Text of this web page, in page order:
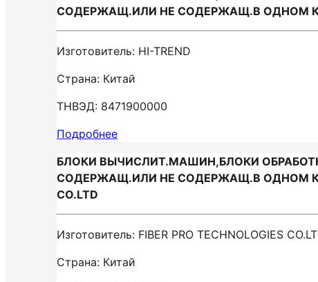
СОДЕРЖАЩ.ИЛИ НЕ СОДЕРЖАЩ.В ОДНОМ
Изготовитель: HI-TREND
Страна: Китай
ТНВЭД: 8471900000
Подробнее
БЛОКИ ВЫЧИСЛИТ.МАШИН,БЛОКИ
СОДЕРЖАЩ.ИЛИ НЕ СОДЕРЖАЩ.В ОДНОМ
CO.LTD
Изготовитель: FIBER PRO TECHNOLOGIES
Страна: Китай